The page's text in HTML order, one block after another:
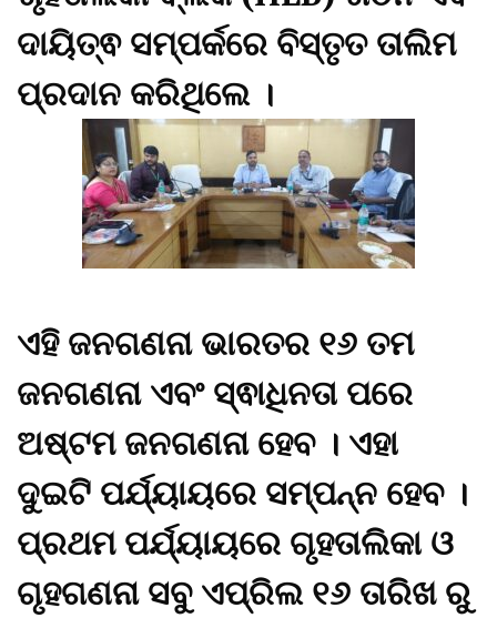
ଦାୟିତ୍ଵ ସମ୍ପର୍କରେ ବିସ୍ତୃତ ତାଲିମ
ପ୍ରଦାନ କରିଥିଲେ ।
ଏହି ଜନଗଣନା ଭାରତର ୧୬ ତମ
ଜନଗଣନା ଏବଂ ସ୍ଵାଧିନତା ପରେ
ଅଷ୍ଟମ ଜନଗଣନା ହେବ । ଏହା
ଦୁଇଟି ପର୍ଯ୍ୟାୟରେ ସମ୍ପନ୍ନ ହେବ ।
ପ୍ରଥମ ପର୍ଯ୍ୟାୟରେ ଗୃହତାଲିକା ଓ
ଗୃହଗଣନା ସବୁ ଏପ୍ରିଲ ୧୬ ତାରିଖ ରୁ